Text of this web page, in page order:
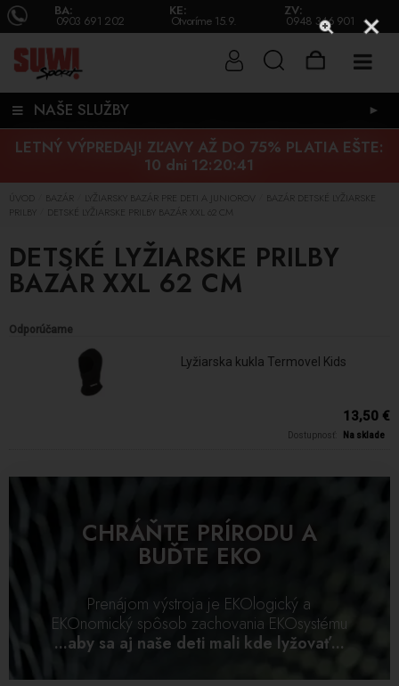
BA:
0903 691 202
KE:
Otvoríme 15.9.
ZV:
0948 346 901
NAŠE SLUŽBY ►
LETNÝ VÝPREDAJ! ZĽAVY AŽ DO 75% PLATIA EŠTE:
10 dni 12:20:40
ÚVOD BAZÁR LYŽIARSKY BAZÁR PRE DETI A JUNIOROV
BAZÁR DETSKÉ LYŽIARSKE
PRILBY
DETSKÉ LYŽIARSKE PRILBY BAZÁR XXL 62 CM
DETSKÉ LYŽIARSKE PRILBY
BAZÁR XXL 62 CM
Odporúčame
Lyžiarska kukla Termovel Kids
13,50 €
Dostupnosť: Na sklade
CHRÁŇTE PRÍRODU A
BUĎTE EKO
Prenájom výstroja je EKOlogický a
EKOnomický spôsob zachovania EKOsystému
...aby sa aj naše deti mali kde lyžovať...